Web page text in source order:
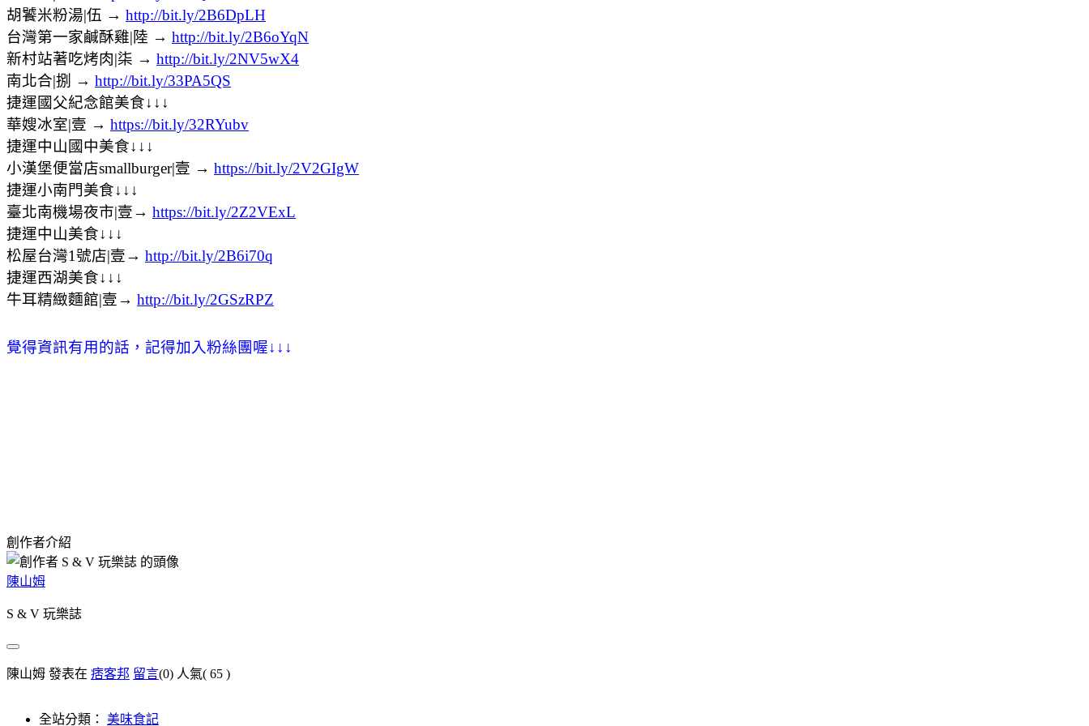
胡饕米粉湯|伍 → http://bit.ly/2B6DpLH
台灣第一家鹹酥雞|陸 → http://bit.ly/2B6oYqN
新村站著吃烤肉|柒 → http://bit.ly/2NV5wX4
南北合|捌 → http://bit.ly/33PA5QS
捷運國父紀念館美食↓↓↓
華嫂冰室|壹 → https://bit.ly/32RYubv
捷運中山國中美食↓↓↓
小漢堡便當店smallburger|壹 → https://bit.ly/2V2GIgW
捷運小南門美食↓↓↓
臺北南機場夜市|壹→ https://bit.ly/2Z2VExL
捷運中山美食↓↓↓
松屋台灣1號店|壹→ http://bit.ly/2B6i70q
捷運西湖美食↓↓↓
牛耳精緻麵館|壹→ http://bit.ly/2GSzRPZ
覺得資訊有用的話，記得加入粉絲團喔↓ ↓ ↓
創作者介紹
陳山姆
S & V 玩樂誌
陳山姆 發表在 痞客邦 留言(0) 人氣( 65 )
全站分類： 美味食記